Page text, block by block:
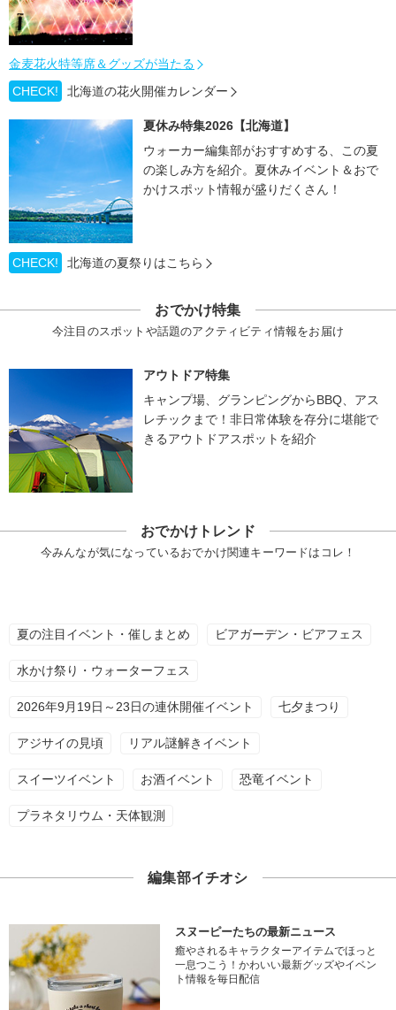
金麦花火特等席＆グッズが当たる
CHECK!
北海道の花火開催カレンダー
夏休み特集2026【北海道】
ウォーカー編集部がおすすめする、この夏
の楽しみ方を紹介。夏休みイベント＆おで
かけスポット情報が盛りだくさん！
CHECK! 北海道の夏祭りはこちら
おでかけ特集
今注目のスポットや話題のアクティビティ情報をお届け
アウトドア特集
キャンプ場、グランピングからBBQ、アス
レチックまで！非日常体験を存分に堪能で
きるアウトドアスポットを紹介
おでかけトレンド
今みんなが気になっているおでかけ関連キーワードはコレ！
夏の注目イベント・催しまとめ ビアガーデン・ビアフェス
水かけ祭り・ウォーターフェス
2026年9月19日～23日の連休開催イベント 七夕まつり
アジサイの見頃 リアル謎解きイベント
スイーツイベント お酒イベント 恐竜イベント
プラネタリウム・天体観測
編集部イチオシ
スヌーピーたちの最新ニュース
癒やされるキャラクターアイテムでほっと
一息つこう！かわいい最新グッズやイベン
ト情報を毎日配信